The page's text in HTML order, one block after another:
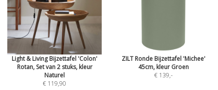
Light & Living Bijzettafel 'Colon'
Rotan, Set van 2 stuks, kleur
Naturel
€ 119,90
ZILT Ronde Bijzettafel 'Michee'
45cm, kleur Groen
€ 139,-